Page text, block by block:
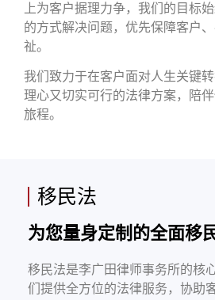
上为客户据理力争，我们的目
的方式解决问题，优先保障客户
祉。
我们致力于在客户面对人生关键
理心又切实可行的法律方案，陪
旅程。
移民法
为您量身定制的全面移
移民法是李广田律师事务所的核
们提供全方位的法律服务，协助